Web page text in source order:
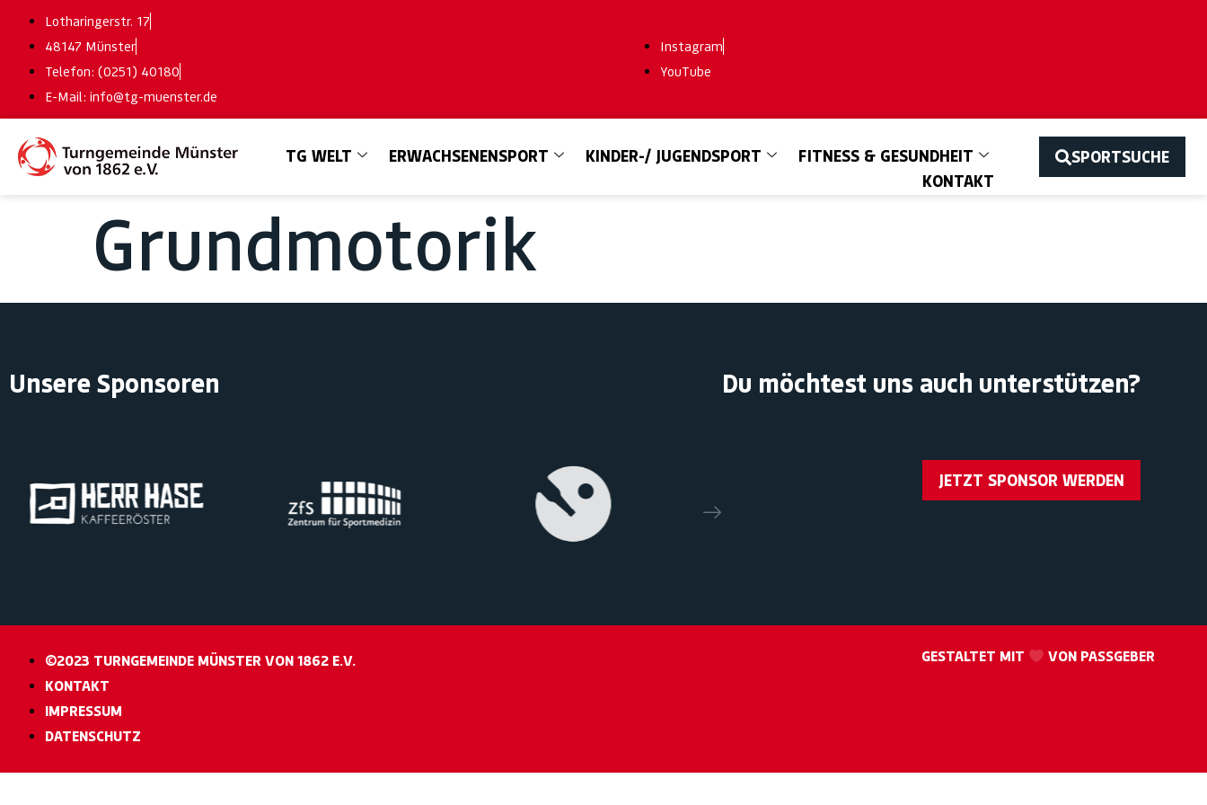
Lotharingerstr. 17
48147 Münster
Telefon: (0251) 40180
E-Mail: info@tg-muenster.de
Instagram
YouTube
TG WELT ERWACHSENENSPORT KINDER-/ JUGENDSPORT
FITNESS & GESUNDHEIT
KONTAKT
SPORTSUCHE
Grundmotorik
Unsere Sponsoren Du möchtest uns auch unterstützen?
JETZT SPONSOR WERDEN
©2023 TURNGEMEINDE MÜNSTER VON 1862 E.V.
KONTAKT
IMPRESSUM
DATENSCHUTZ
GESTALTET MIT VON PASSGEBER